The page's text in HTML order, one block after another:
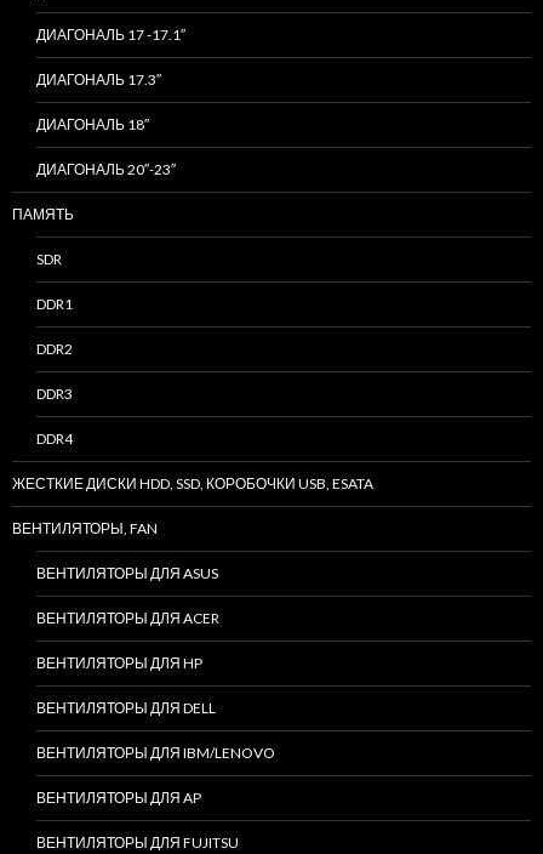
ДИАГОНАЛЬ 17 -17.1″
ДИАГОНАЛЬ 17.3″
ДИАГОНАЛЬ 18″
ДИАГОНАЛЬ 20″-23″
ПАМЯТЬ
SDR
DDR1
DDR2
DDR3
DDR4
ЖЕСТКИЕ ДИСКИ HDD, SSD, КОРОБОЧКИ USB, ESATA
ВЕНТИЛЯТОРЫ, FAN
ВЕНТИЛЯТОРЫ ДЛЯ ASUS
ВЕНТИЛЯТОРЫ ДЛЯ ACER
ВЕНТИЛЯТОРЫ ДЛЯ HP
ВЕНТИЛЯТОРЫ ДЛЯ DELL
ВЕНТИЛЯТОРЫ ДЛЯ IBM/LENOVO
ВЕНТИЛЯТОРЫ ДЛЯ AP
ВЕНТИЛЯТОРЫ ДЛЯ FUJITSU